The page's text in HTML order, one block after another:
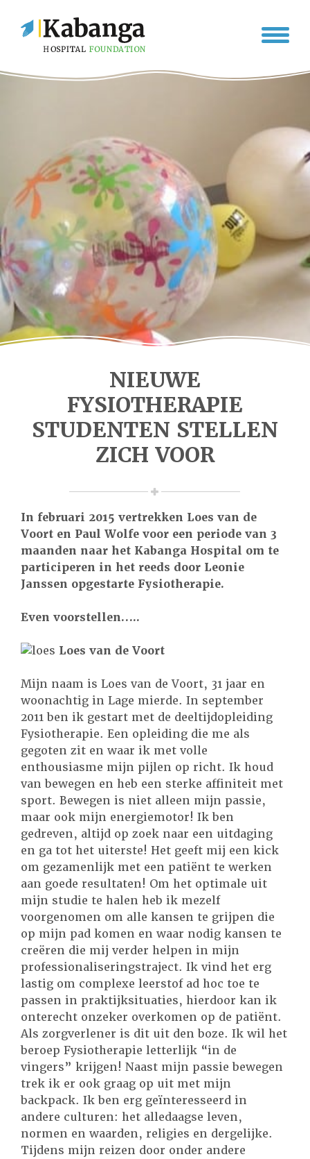
NIEUWE
FYSIOTHERAPIE
STUDENTEN STELLEN
ZICH VOOR
In februari 2015 vertrekken Loes van de
Voort en Paul Wolfe voor een periode van 3
maanden naar het Kabanga Hospital om te
participeren in het reeds door Leonie
Janssen opgestarte Fysiotherapie.
Even voorstellen…..
Loes van de Voort
Mijn naam is Loes van de Voort, 31 jaar en
woonachtig in Lage mierde. In september
2011 ben ik gestart met de deeltijdopleiding
Fysiotherapie. Een opleiding die me als
gegoten zit en waar ik met volle
enthousiasme mijn pijlen op richt. Ik houd
van bewegen en heb een sterke affiniteit met
sport. Bewegen is niet alleen mijn passie,
maar ook mijn energiemotor! Ik ben
gedreven, altijd op zoek naar een uitdaging
en ga tot het uiterste! Het geeft mij een kick
om gezamenlijk met een patiënt te werken
aan goede resultaten! Om het optimale uit
mijn studie te halen heb ik mezelf
voorgenomen om alle kansen te grijpen die
op mijn pad komen en waar nodig kansen te
creëren die mij verder helpen in mijn
professionaliseringstraject. Ik vind het erg
lastig om complexe leerstof ad hoc toe te
passen in praktijksituaties, hierdoor kan ik
onterecht onzeker overkomen op de patiënt.
Als zorgverlener is dit uit den boze. Ik wil het
beroep Fysiotherapie letterlijk “in de
vingers” krijgen! Naast mijn passie bewegen
trek ik er ook graag op uit met mijn
backpack. Ik ben erg geïnteresseerd in
andere culturen: het alledaagse leven,
normen en waarden, religies en dergelijke.
Tijdens mijn reizen door onder andere